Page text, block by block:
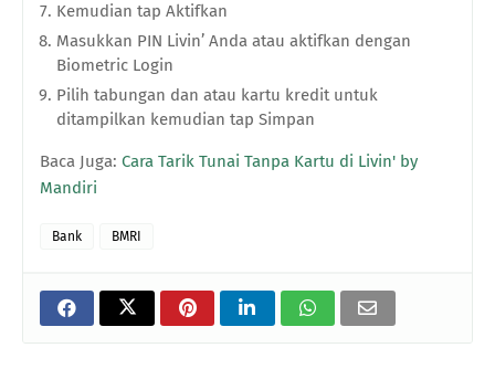
Kemudian tap Aktifkan
Masukkan PIN Livin’ Anda atau aktifkan dengan
Biometric Login
Pilih tabungan dan atau kartu kredit untuk
ditampilkan kemudian tap Simpan
Baca Juga: Cara Tarik Tunai Tanpa Kartu di Livin' by
Mandiri
Bank BMRI